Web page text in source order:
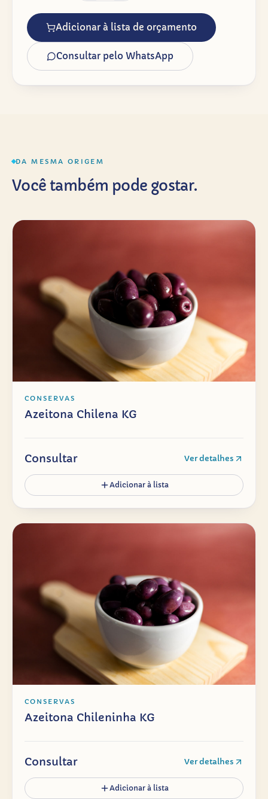
Adicionar à lista de orçamento
Consultar pelo WhatsApp
DA MESMA ORIGEM
Você também pode gostar.
CONSERVAS
Azeitona Chilena KG
Consultar Ver detalhes
Adicionar à lista
CONSERVAS
Azeitona Chileninha KG
Consultar Ver detalhes
Adicionar à lista